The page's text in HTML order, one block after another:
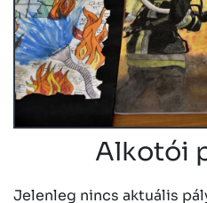
Alkotói
Jelenleg nincs aktuális